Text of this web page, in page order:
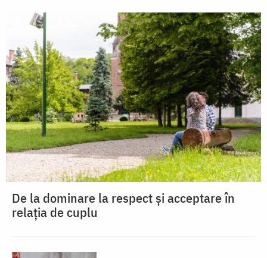
De la dominare la respect și acceptare în
relația de cuplu